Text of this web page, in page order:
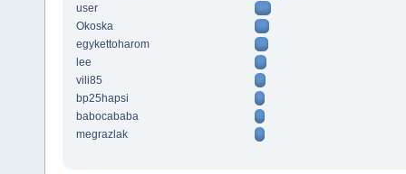
user
Okoska
egykettoharom
lee
vili85
bp25hapsi
babocababa
megrazlak